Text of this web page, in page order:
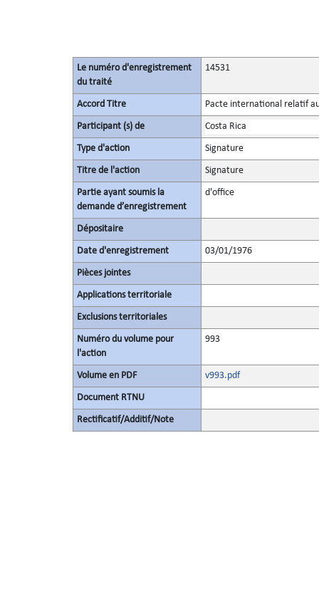
Le numéro d'enregistrement
du traité
14531
Accord Titre Pacte international relatif
Participant (s) de Costa Rica
Type d'action Signature
Titre de l'action Signature
Partie ayant soumis la
demande d’enregistrement
d'office
Dépositaire
Date d'enregistrement 03/01/1976
Pièces jointes
Applications territoriale
Exclusions territoriales
Numéro du volume pour
l'action
993
Volume en PDF v993.pdf
Document RTNU
Rectificatif/Additif/Note